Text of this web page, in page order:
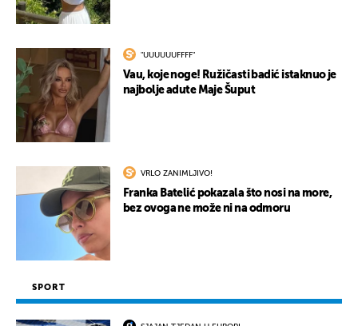
"UUUUUUFFFF"
Vau, koje noge! Ružičasti badić istaknuo je
najbolje adute Maje Šuput
VRLO ZANIMLJIVO!
Franka Batelić pokazala što nosi na more,
bez ovoga ne može ni na odmoru
SPORT